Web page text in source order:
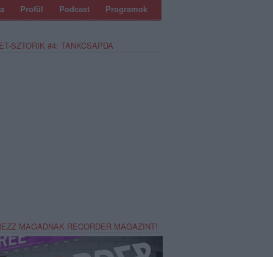
Profül Podcast Programok
SZTORIK #4: TANKCSAPDA
MAGADNAK RECORDER MAGAZINT!